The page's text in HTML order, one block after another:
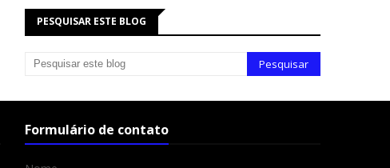
PESQUISAR ESTE BLOG
Formulário de contato